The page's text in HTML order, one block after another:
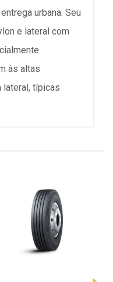
urbana. Seu
e lateral com
às altas
lateral, típicas